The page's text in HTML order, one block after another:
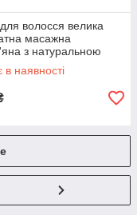
волосся велика
масажна
з натуральною
Salon Professional
наявності